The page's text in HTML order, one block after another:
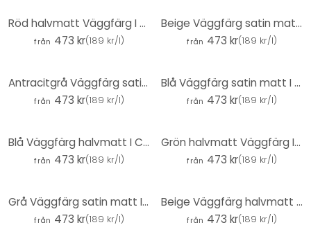
Röd halvmatt Väggfärg I Simple Safron | passionerad och full av energi | THE COLOR KITCHEN
från 473 kr(189 kr/l)
Beige Väggfärg satin matt I Precious Popcorn | Rumsöppnande och lugnande | THE COLOR KITCHEN
från 473 kr(189 kr/l)
Antracitgrå Väggfärg satin matt I Poppy Seed | skapa en elegant, modern atmosfär | THE COLOR KITCHEN
från 473 kr(189 kr/l)
Blå Väggfärg satin matt I Blue Herring | med lugnande effekt | THE COLOR KITCHEN
från 473 kr(189 kr/l)
Blå Väggfärg halvmatt I Classic Cornflower | med lugnande effekt | THE COLOR KITCHEN
från 473 kr(189 kr/l)
Grön halvmatt Väggfärg I Warm Wasabi | Skapa rumsharmoni | DET FÄRGGLADA KÖKET
från 473 kr(189 kr/l)
Grå Väggfärg satin matt I Poised Pepper | skapa en elegant, modern atmosfär | THE COLOR KITCHEN
från 473 kr(189 kr/l)
Beige Väggfärg halvmatt I Nutty Nutmeg | Rumsöppnande och lugnande | THE COLOR KITCHEN
från 473 kr(189 kr/l)